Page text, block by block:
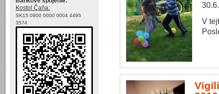
V
Kostol Čaňa:
SK15 0900 0000 0004 4495
3574